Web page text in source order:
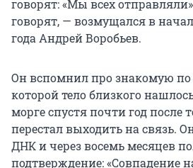
говорят: «Мы всех
говорят, — возмущался в
года Андрей Воробьев.
Он вспомнил про знакомую по
которой тело близкого
морге спустя почти год после
перестал выходить на связь.
ДНК и через восемь месяцев
подтверждение: «Совпадение